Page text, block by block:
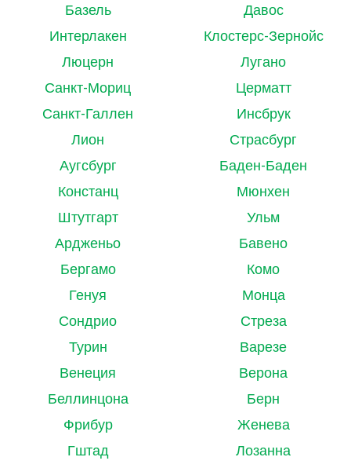
Базель
Давос
Интерлакен
Клостерс-Зернойс
Люцерн
Лугано
Санкт-Мориц
Церматт
Санкт-Галлен
Инсбрук
Лион
Страсбург
Аугсбург
Баден-Баден
Констанц
Мюнхен
Штутгарт
Ульм
Ардженьо
Бавено
Бергамо
Комо
Генуя
Монца
Сондрио
Стреза
Турин
Варезе
Венеция
Верона
Беллинцона
Берн
Фрибур
Женева
Гштад
Лозанна